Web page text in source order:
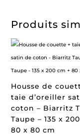
Produits
Housse de
taie d’oreiller
coton – Biarritz
Taupe – 135 x
80 x 80 cm